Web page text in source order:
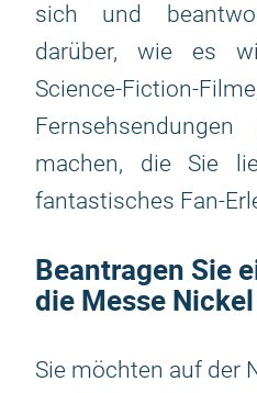
sich und
darüber, wie es
Science-Fiction-
machen, die Sie
fantastisches Fan-
Beantragen Sie
die Messe
Sie möchten auf der